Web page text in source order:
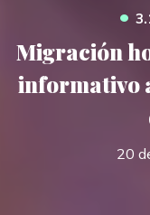
•
Migración
informativo
20